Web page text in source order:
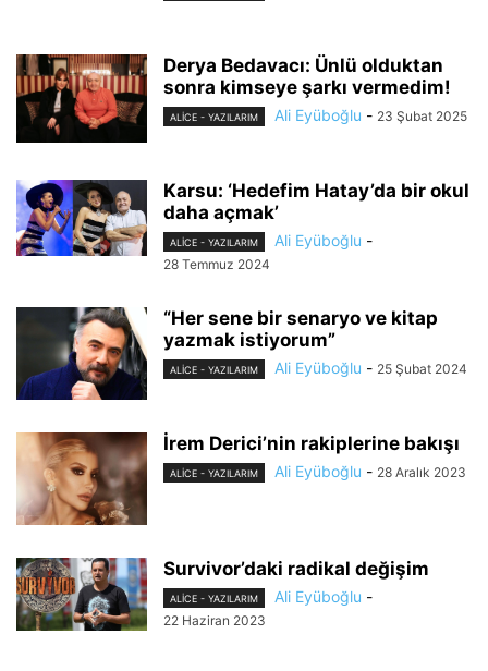
Derya Bedavacı: Ünlü olduktan
sonra kimseye şarkı vermedim!
ALİCE - YAZILARIM Ali Eyüboğlu - 23 Şubat 2025
Karsu: ‘Hedefim Hatay’da bir okul
daha açmak’
ALİCE - YAZILARIM Ali Eyüboğlu -
28 Temmuz 2024
“Her sene bir senaryo ve kitap
yazmak istiyorum”
ALİCE - YAZILARIM Ali Eyüboğlu - 25 Şubat 2024
İrem Derici’nin rakiplerine bakışı
ALİCE - YAZILARIM Ali Eyüboğlu - 28 Aralık 2023
Survivor’daki radikal değişim
ALİCE - YAZILARIM Ali Eyüboğlu -
22 Haziran 2023